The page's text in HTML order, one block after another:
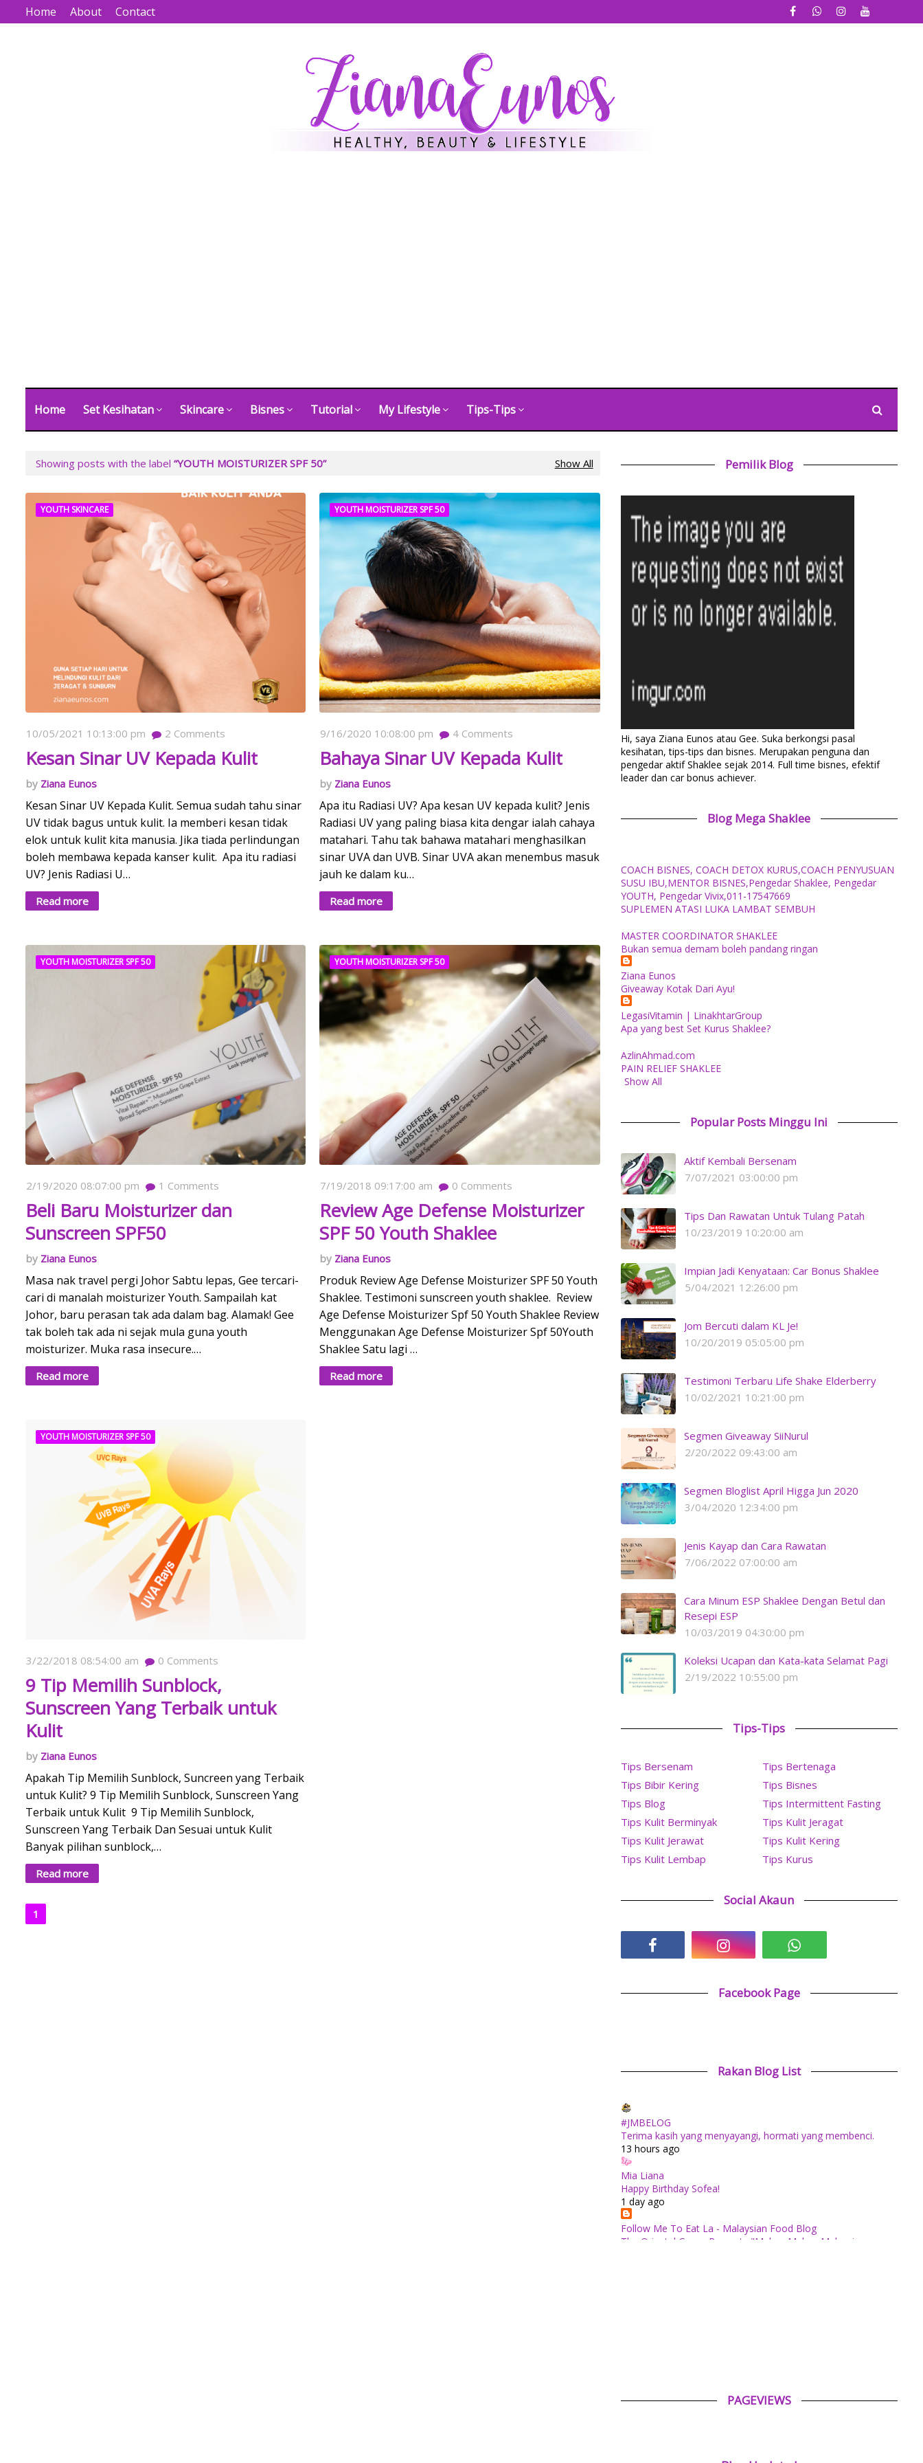
Home About Contact
Home Set Kesihatan Skincare Bisnes Tutorial My Lifestyle Tips-Tips
Showing posts with the label YOUTH MOISTURIZER SPF 50 Show All
YOUTH SKINCARE
10/05/2021 10:13:00 pm 2 Comments
Kesan Sinar UV Kepada Kulit
Ziana Eunos
Kesan Sinar UV Kepada Kulit. Semua sudah tahu sinar
UV tidak bagus untuk kulit. Ia memberi kesan tidak
elok untuk kulit kita manusia. Jika tiada perlindungan
boleh membawa kepada kanser kulit. Apa itu radiasi
UV? Jenis Radiasi U…
Read more
YOUTH MOISTURIZER SPF 50
9/16/2020 10:08:00 pm 4 Comments
Bahaya Sinar UV Kepada Kulit
Ziana Eunos
Apa itu Radiasi UV? Apa kesan UV kepada kulit? Jenis
Radiasi UV yang paling biasa kita dengar ialah cahaya
matahari. Tahu tak bahawa matahari menghasilkan
sinar UVA dan UVB. Sinar UVA akan menembus masuk
jauh ke dalam ku…
Read more
YOUTH MOISTURIZER SPF 50
2/19/2020 08:07:00 pm 1 Comments
Beli Baru Moisturizer dan
Sunscreen SPF50
Ziana Eunos
Masa nak travel pergi Johor Sabtu lepas, Gee tercari-
cari di manalah moisturizer Youth. Sampailah kat
Johor, baru perasan tak ada dalam bag. Alamak! Gee
tak boleh tak ada ni sejak mula guna youth
moisturizer. Muka rasa insecure.…
Read more
YOUTH MOISTURIZER SPF 50
7/19/2018 09:17:00 am 0 Comments
Review Age Defense Moisturizer
SPF 50 Youth Shaklee
Ziana Eunos
Produk Review Age Defense Moisturizer SPF 50 Youth
Shaklee. Testimoni sunscreen youth shaklee. Review
Age Defense Moisturizer Spf 50 Youth Shaklee Review
Menggunakan Age Defense Moisturizer Spf 50Youth
Shaklee Satu lagi …
Read more
YOUTH MOISTURIZER SPF 50
3/22/2018 08:54:00 am 0 Comments
9 Tip Memilih Sunblock,
Sunscreen Yang Terbaik untuk
Kulit
Ziana Eunos
Apakah Tip Memilih Sunblock, Suncreen yang Terbaik
untuk Kulit? 9 Tip Memilih Sunblock, Sunscreen Yang
Terbaik untuk Kulit 9 Tip Memilih Sunblock,
Sunscreen Yang Terbaik Dan Sesuai untuk Kulit
Banyak pilihan sunblock,…
Read more
1
Pemilik Blog
Hi, saya Ziana Eunos atau Gee. Suka berkongsi pasal
kesihatan, tips-tips dan bisnes. Merupakan penguna dan
pengedar aktif Shaklee sejak 2014. Full time bisnes, efektif
leader dan car bonus achiever.
Blog Mega Shaklee
COACH BISNES, COACH DETOX KURUS,COACH PENYUSUAN
SUSU IBU,MENTOR BISNES,Pengedar Shaklee, Pengedar
YOUTH, Pengedar Vivix,011-17547669
SUPLEMEN ATASI LUKA LAMBAT SEMBUH
MASTER COORDINATOR SHAKLEE
Bukan semua demam boleh pandang ringan
Ziana Eunos
Giveaway Kotak Dari Ayu!
LegasiVitamin | LinakhtarGroup
Apa yang best Set Kurus Shaklee?
AzlinAhmad.com
PAIN RELIEF SHAKLEE
Show All
Popular Posts Minggu Ini
Aktif Kembali Bersenam
7/07/2021 03:00:00 pm
Tips Dan Rawatan Untuk Tulang Patah
10/23/2019 10:20:00 am
Impian Jadi Kenyataan: Car Bonus Shaklee
5/04/2021 12:26:00 pm
Jom Bercuti dalam KL Je!
10/20/2019 05:05:00 pm
Testimoni Terbaru Life Shake Elderberry
10/02/2021 10:21:00 pm
Segmen Giveaway SiiNurul
2/20/2022 09:43:00 am
Segmen Bloglist April Higga Jun 2020
3/04/2020 12:34:00 pm
Jenis Kayap dan Cara Rawatan
7/06/2022 07:00:00 am
Cara Minum ESP Shaklee Dengan Betul dan
Resepi ESP
10/03/2019 04:30:00 pm
Koleksi Ucapan dan Kata-kata Selamat Pagi
2/19/2022 10:55:00 pm
Tips-Tips
Tips Bersenam
Tips Bertenaga
Tips Bibir Kering
Tips Bisnes
Tips Blog
Tips Intermittent Fasting
Tips Kulit Berminyak
Tips Kulit Jeragat
Tips Kulit Jerawat
Tips Kulit Kering
Tips Kulit Lembap
Tips Kurus
Social Akaun
Facebook Page
Rakan Blog List
#JMBELOG
Terima kasih yang menyayangi, hormati yang membenci.
13 hours ago
Mia Liana
Happy Birthday Sofea!
1 day ago
Follow Me To Eat La - Malaysian Food Blog
The Oriental Group Presents "Makan Makan Malaysia:
PAGEVIEWS